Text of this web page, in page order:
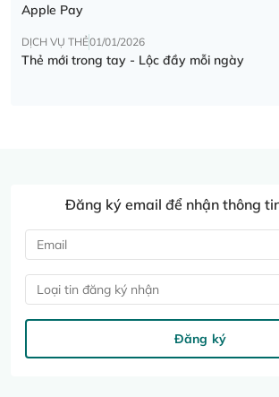
Apple Pay
DỊCH VỤ THẺ01/01/2026
Thẻ mới trong tay - Lộc đầy mỗi ngày
Đăng ký email để nhận thông
Loại tin đăng ký nhận
Đăng ký